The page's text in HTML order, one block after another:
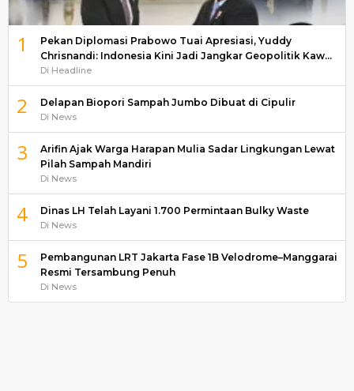
1
Pekan Diplomasi Prabowo Tuai Apresiasi, Yuddy
Chrisnandi: Indonesia Kini Jadi Jangkar Geopolitik Kaw…
Di Headline
2 Delapan Biopori Sampah Jumbo Dibuat di Cipulir
Di News
3
Arifin Ajak Warga Harapan Mulia Sadar Lingkungan Lewat
Pilah Sampah Mandiri
Di News
4 Dinas LH Telah Layani 1.700 Permintaan Bulky Waste
Di News
5
Pembangunan LRT Jakarta Fase 1B Velodrome–Manggarai
Resmi Tersambung Penuh
Di News